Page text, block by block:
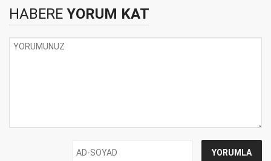
HABERE YORUM KAT